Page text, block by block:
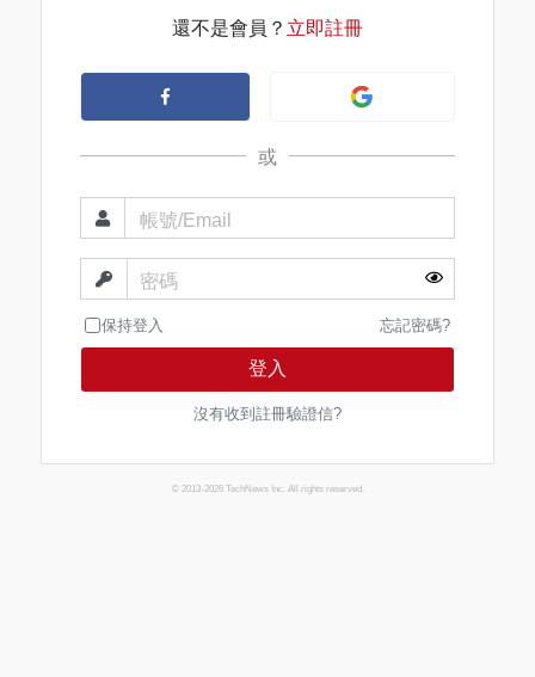
還不是會員？ 立即註冊
或
帳號/Email
密碼
保持登入 忘記密碼?
登入
沒有收到註冊驗證信?
© 2013-2026 TechNews Inc. All rights reserved.